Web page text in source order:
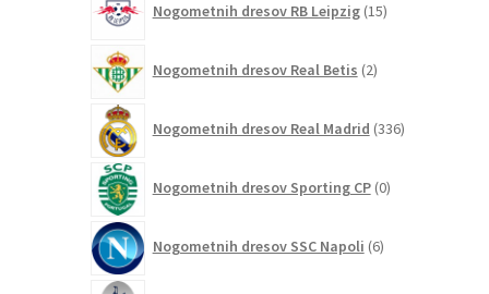
Nogometnih dresov RB Leipzig 15izdelkov
Nogometnih dresov Real Betis 2izdelka
Nogometnih dresov Real Madrid 336izdelkov
Nogometnih dresov Sporting CP 0izdelkov
Nogometnih dresov SSC Napoli 6izdelkov